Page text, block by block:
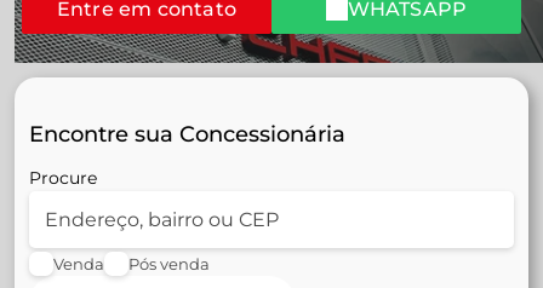
Entre em contato WHATSAPP
Encontre sua Concessionária
Procure
Venda Pós venda